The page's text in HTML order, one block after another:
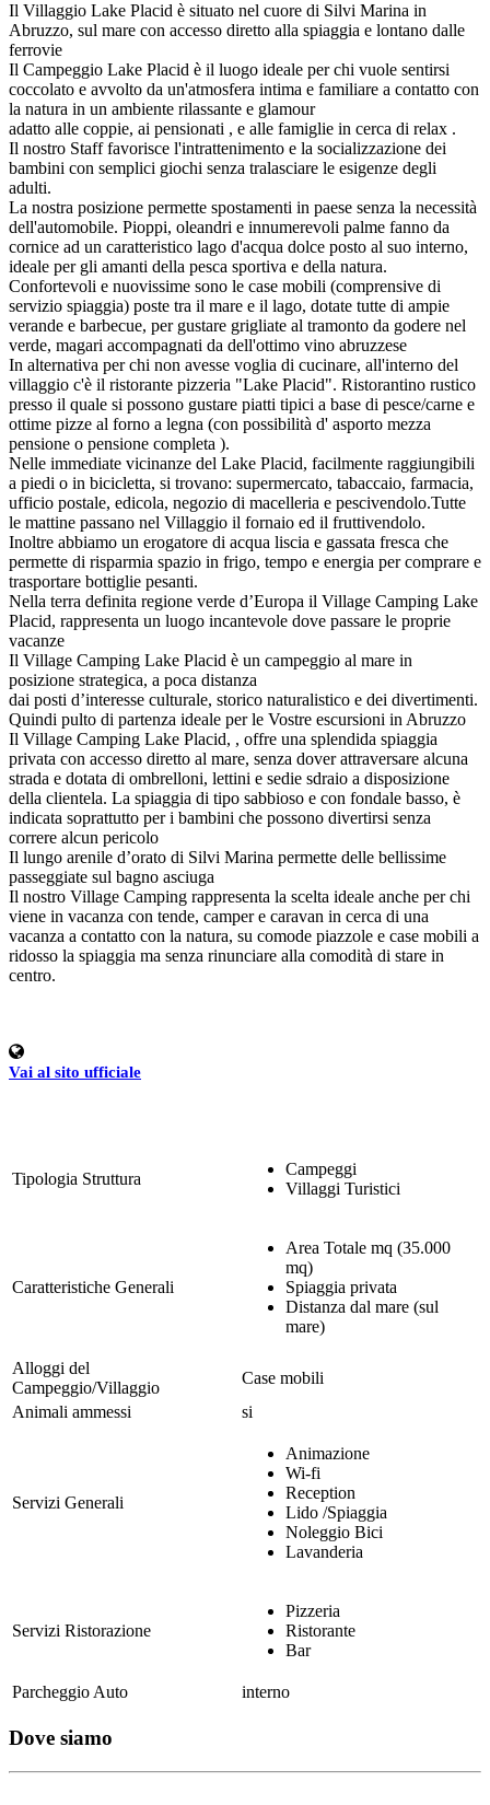
Il Villaggio Lake Placid è situato nel cuore di Silvi Marina in
Abruzzo, sul mare con accesso diretto alla spiaggia e lontano dalle
ferrovie
Il Campeggio Lake Placid è il luogo ideale per chi vuole sentirsi
coccolato e avvolto da un'atmosfera intima e familiare a contatto con
la natura in un ambiente rilassante e glamour
adatto alle coppie, ai pensionati , e alle famiglie in cerca di relax .
Il nostro Staff favorisce l'intrattenimento e la socializzazione dei
bambini con semplici giochi senza tralasciare le esigenze degli
adulti.
La nostra posizione permette spostamenti in paese senza la necessità
dell'automobile. Pioppi, oleandri e innumerevoli palme fanno da
cornice ad un caratteristico lago d'acqua dolce posto al suo interno,
ideale per gli amanti della pesca sportiva e della natura.
Confortevoli e nuovissime sono le case mobili (comprensive di
servizio spiaggia) poste tra il mare e il lago, dotate tutte di ampie
verande e barbecue, per gustare grigliate al tramonto da godere nel
verde, magari accompagnati da dell'ottimo vino abruzzese
In alternativa per chi non avesse voglia di cucinare, all'interno del
villaggio c'è il ristorante pizzeria "Lake Placid". Ristorantino rustico
presso il quale si possono gustare piatti tipici a base di pesce/carne e
ottime pizze al forno a legna (con possibilità d' asporto mezza
pensione o pensione completa ).
Nelle immediate vicinanze del Lake Placid, facilmente raggiungibili
a piedi o in bicicletta, si trovano: supermercato, tabaccaio, farmacia,
ufficio postale, edicola, negozio di macelleria e pescivendolo.Tutte
le mattine passano nel Villaggio il fornaio ed il fruttivendolo.
Inoltre abbiamo un erogatore di acqua liscia e gassata fresca che
permette di risparmia spazio in frigo, tempo e energia per comprare e
trasportare bottiglie pesanti.
Nella terra definita regione verde d’Europa il Village Camping Lake
Placid, rappresenta un luogo incantevole dove passare le proprie
vacanze
Il Village Camping Lake Placid è un campeggio al mare in
posizione strategica, a poca distanza
dai posti d’interesse culturale, storico naturalistico e dei divertimenti.
Quindi pulto di partenza ideale per le Vostre escursioni in Abruzzo
Il Village Camping Lake Placid, , offre una splendida spiaggia
privata con accesso diretto al mare, senza dover attraversare alcuna
strada e dotata di ombrelloni, lettini e sedie sdraio a disposizione
della clientela. La spiaggia di tipo sabbioso e con fondale basso, è
indicata soprattutto per i bambini che possono divertirsi senza
correre alcun pericolo
Il lungo arenile d’orato di Silvi Marina permette delle bellissime
passeggiate sul bagno asciuga
Il nostro Village Camping rappresenta la scelta ideale anche per chi
viene in vacanza con tende, camper e caravan in cerca di una
vacanza a contatto con la natura, su comode piazzole e case mobili a
ridosso la spiaggia ma senza rinunciare alla comodità di stare in
centro.
Vai al sito ufficiale
Tipologia Struttura
Campeggi
Villaggi Turistici
Caratteristiche Generali
Area Totale mq (35.000
mq)
Spiaggia privata
Distanza dal mare (sul
mare)
Alloggi del
Campeggio/Villaggio
Case mobili
Animali ammessi
si
Servizi Generali
Animazione
Wi-fi
Reception
Lido /Spiaggia
Noleggio Bici
Lavanderia
Servizi Ristorazione
Pizzeria
Ristorante
Bar
Parcheggio Auto interno
Dove siamo